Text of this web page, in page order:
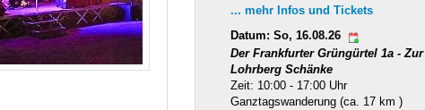
... mehr Infos und Tickets
Datum: So, 16.08.26
Der Frankfurter Grüngürtel 1a - Zur
Lohrberg Schänke
Zeit: 10:00 - 17:00 Uhr
Ganztagswanderung (ca. 17 km )